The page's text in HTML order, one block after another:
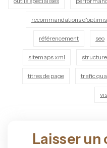
recommandations
référencement seo
sitemaps xml
titres de page trafic
Laisser